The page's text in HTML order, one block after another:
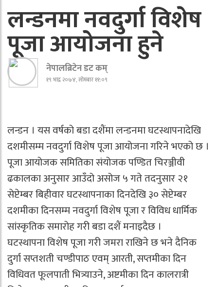
लन्डनमा नवदुर्गा विशेष
पूजा आयोजना हुने
नेपालब्रिटेन डट कम्
१९ भाद्र २०७४, सोमबार ११:०९
लन्डन । यस वर्षको बडा दशैंमा लन्डनमा घटस्थापनादेखि
दशमीसम्म नवदुर्गा विशेष पूजा आयोजना गरिने भएको छ ।
पूजा आयोजक समितिका संयोजक पण्डित चिरञ्जीवी
ढकालका अनुसार आउँदो असोज ५ गते तदनुसार २१
सेप्टेम्बर बिहीवार घटस्थापनाका दिनदेखि ३० सेप्टेम्बर
दशमीका दिनसम्म नवदुर्गा विशेष पूजा र विविध धार्मिक
सांस्कृतिक समारोह गरी बडा दशैं मनाइदैछ ।
घटस्थापना विशेष पूजा गरी जमरा राखिने छ भने दैनिक
दुर्गा सप्तशती चण्डीपाठ एवम् आरती, सप्तमीका दिन
विधिवत फूलपाती भित्र्याउने, अष्टमीका दिन कालरात्री